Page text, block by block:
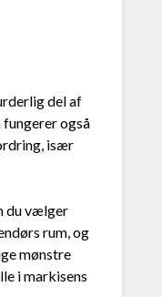
del af
også
især
du vælger
rum, og
mønstre
i markisens